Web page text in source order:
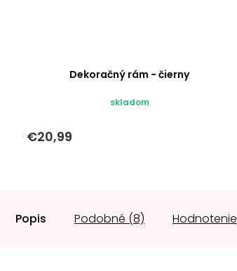
Dekoračný rám - čierny
skladom
€20,99
Popis Podobné (8) Hodnotenie